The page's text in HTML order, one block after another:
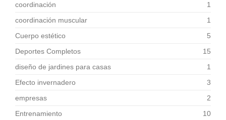
coordinación
1
coordinación muscular
1
Cuerpo estético
5
Deportes Completos
15
diseño de jardines para casas
1
Efecto invernadero
3
empresas
2
Entrenamiento
10